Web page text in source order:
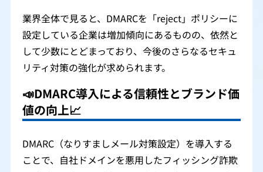
業界全体で見ると、DMARCを「reject」ポリシーに
設定している企業は増加傾向にあるものの、依然と
して少数にとどまっており、今後のさらなるセキュ
リティ対策の強化が求められます。
📣DMARC導入による信頼性とブランド価
値の向上📈
DMARC（なりすましメール対策設定）を導入する
ことで、自社ドメインを悪用したフィッシング詐欺